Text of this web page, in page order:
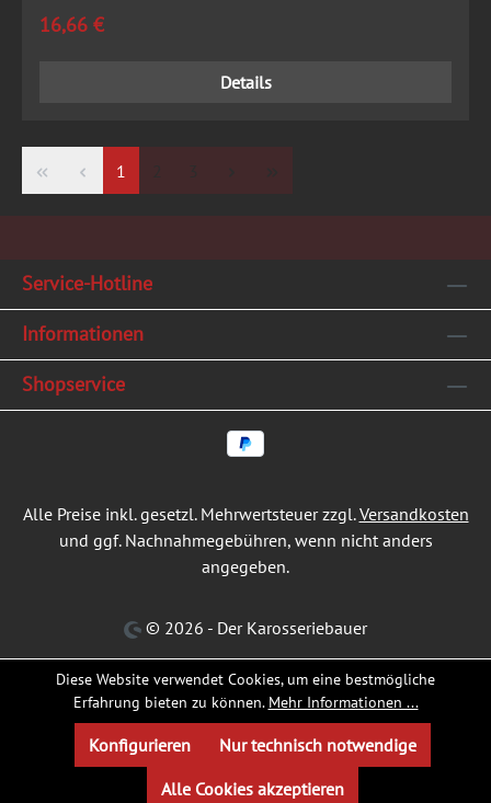
Regulärer Preis:
16,66 €
Details
Seite
1
Service-Hotline
Informationen
Shopservice
Alle Preise inkl. gesetzl. Mehrwertsteuer zzgl.Versandkosten
und ggf. Nachnahmegebühren, wenn nicht anders
angegeben.
© 2026 - Der Karosseriebauer
Diese Website verwendet Cookies, um eine bestmögliche
Erfahrung bieten zu können. Mehr Informationen ...
Nur technisch notwendige
Konfigurieren
Alle Cookies akzeptieren